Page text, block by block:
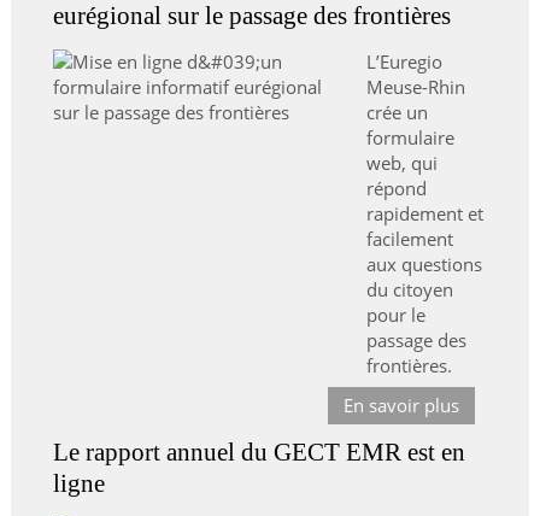
eurégional sur le passage des frontières
L’Euregio
Meuse-Rhin
crée un
formulaire
web, qui
répond
rapidement et
facilement
aux questions
du citoyen
pour le
passage des
frontières.
En savoir plus
Le rapport annuel du GECT EMR est en
ligne